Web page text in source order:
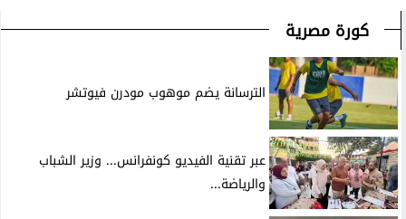
كورة مصرية
الترسانة يضم موهوب مودرن فيوتشر
عبر تقنية الفيديو كونفرانس... وزير الشباب
والرياضة...